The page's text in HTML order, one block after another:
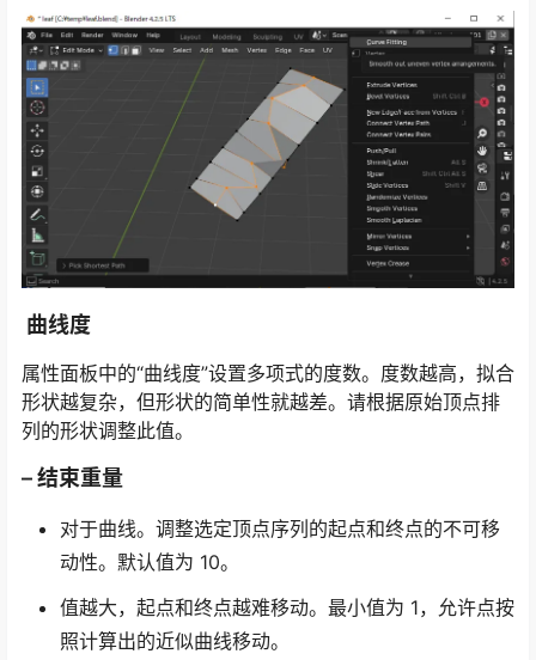
曲线度
属性面板中的“曲线度”设置多项式的度数。度数越高，拟合
形状越复杂，但形状的简单性就越差。请根据原始顶点排
列的形状调整此值。
– 结束重量
对于曲线。调整选定顶点序列的起点和终点的不可移
动性。默认值为 10。
值越大，起点和终点越难移动。最小值为 1，允许点按
照计算出的近似曲线移动。